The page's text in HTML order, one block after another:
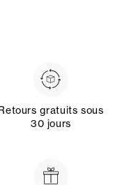
gratuits sous
30 jours